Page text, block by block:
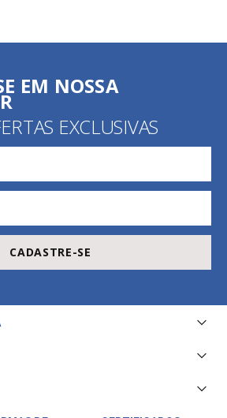
EM NOSSA
EXCLUSIVAS
CADASTRE-SE